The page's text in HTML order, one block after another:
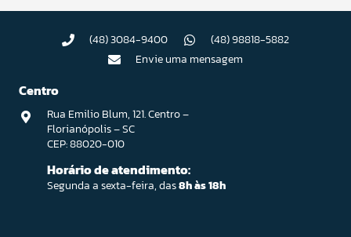
(48) 3084-9400
(48) 98818-5882
Envie uma mensagem
Centro
Rua Emilio Blum, 121. Centro –
Florianópolis – SC
CEP: 88020-010
Horário de atendimento:
Segunda a sexta-feira, das8h às 18h